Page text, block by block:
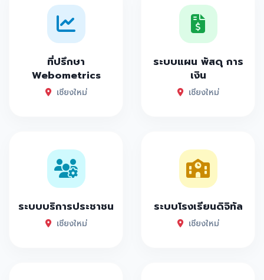
ที่ปรึกษา
Webometrics
เชียงใหม่
ระบบแผน พัสดุ การ
เงิน
เชียงใหม่
ระบบบริการประชาชน
เชียงใหม่
ระบบโรงเรียนดิจิทัล
เชียงใหม่